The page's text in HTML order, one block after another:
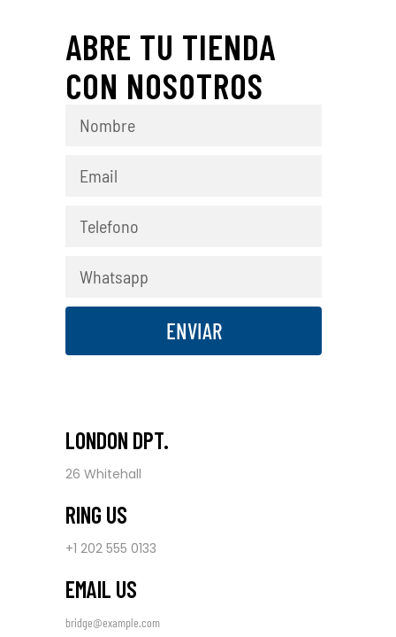
ABRE TU TIENDA
CON NOSOTROS
ENVIAR
LONDON DPT.
26 Whitehall
RING US
+1 202 555 0133
EMAIL US
bridge@example.com